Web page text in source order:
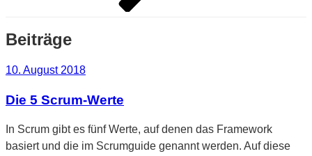
Beiträge
Veröffentlicht
10. August 2018
Die 5 Scrum-Werte
In Scrum gibt es fünf Werte, auf denen das Framework
basiert und die im Scrumguide genannt werden. Auf diese